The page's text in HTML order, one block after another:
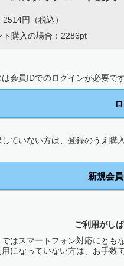
円（税込）
ト購入の場合：2286pt
会員IDでのログインが必要です
ていない方は、登録のうえ購
新規会
ご利用がし
はスマートフォン対応にとも
になっていない方は、お手数